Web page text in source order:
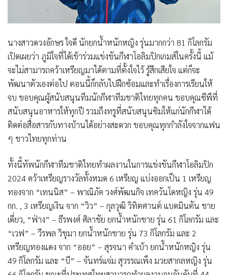
นางสาวดวงอักษร ใจดี นักยกน้ำหนักหญิง รุ่นมากกว่า 81 กิโลกรัม
เปิดเผยว่า ภูมิใจที่ได้เข้าร่วมแข่งขันกีฬาโอลิมปิกเกมส์ในครั้งนี้ แม้
จะไม่สามารถคว้าเหรียญมาได้ตามที่ตั้งใจไว้ รู้สึกเสียใจ แต่ก็จะ
พัฒนาตัวเองต่อไป ตอนนี้ก็กลับไปฝึกซ้อมและทำเรื่องการเรียนให้
จบ ขอบคุณผู้สนับสนุนทีมนักกีฬาทีมชาติไทยทุกคน ขอบคุณซีพีที่
สนับสนุนอาหารให้ทุกปี รวมถึงทรูที่สนับสนุนซิมให้แก่นักกีฬาได้
ติดต่อสื่อสารกับทางบ้านได้อย่างสะดวก ขอบคุณทุกกำลังใจจากแฟน
ๆ ชาวไทยทุกท่าน
ทั้งนี้ทัพนักกีฬาทีมชาติไทยทำผลงานในการแข่งขันกีฬาโอลิมปิก
2024 คว้าเหรียญรางวัลทั้งหมด 6 เหรียญ แบ่งออกเป็น 1 เหรียญ
ทองจาก “เทนนิส” – พาณิภัค วงศ์พัฒนกิจ เทควันโดหญิง รุ่น 49
กก. , 3 เหรียญเงิน จาก “วิว” – กุลวุฒิ วิทิตศานต์ แบดมินตัน ชาย
เดี่ยว, “ฟ่าง” – ธีรพงศ์ ศิลาชัย ยกน้ำหนักชาย รุ่น 61 กิโลกรัม และ
“เวฟ” – วีรพล วิชุมา ยกน้ำหนักชาย รุ่น 73 กิโลกรัม และ 2
เหรียญทองแดง จาก “ออย” – สุรจนา คำเบ้า ยกน้ำหนักหญิง รุ่น
49 กิโลกรัม และ “บี” – จันทร์แจ่ม สุวรรณเพ็ง มวยสากลหญิง รุ่น